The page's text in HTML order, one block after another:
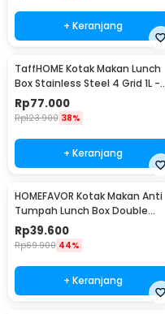
+ Keranjang
TaffHOME Kotak Makan Lunch
Box Stainless Steel 4 Grid 1L -
LB0919
Rp77.000
Rp123.900 38%
+ Keranjang
HOMEFAVOR Kotak Makan Anti
Tumpah Lunch Box Double
Layer 3 Grid 1.2L - HF225
Rp39.600
Rp69.900 44%
+ Keranjang